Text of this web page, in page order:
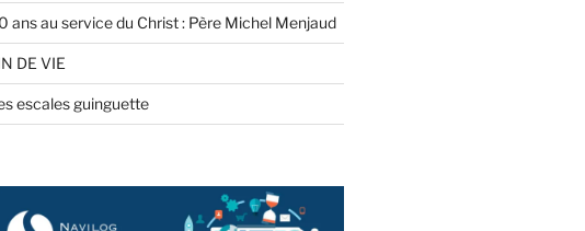
ans au service du Christ : Père Michel Menjaud
DE VIE
escales guinguette